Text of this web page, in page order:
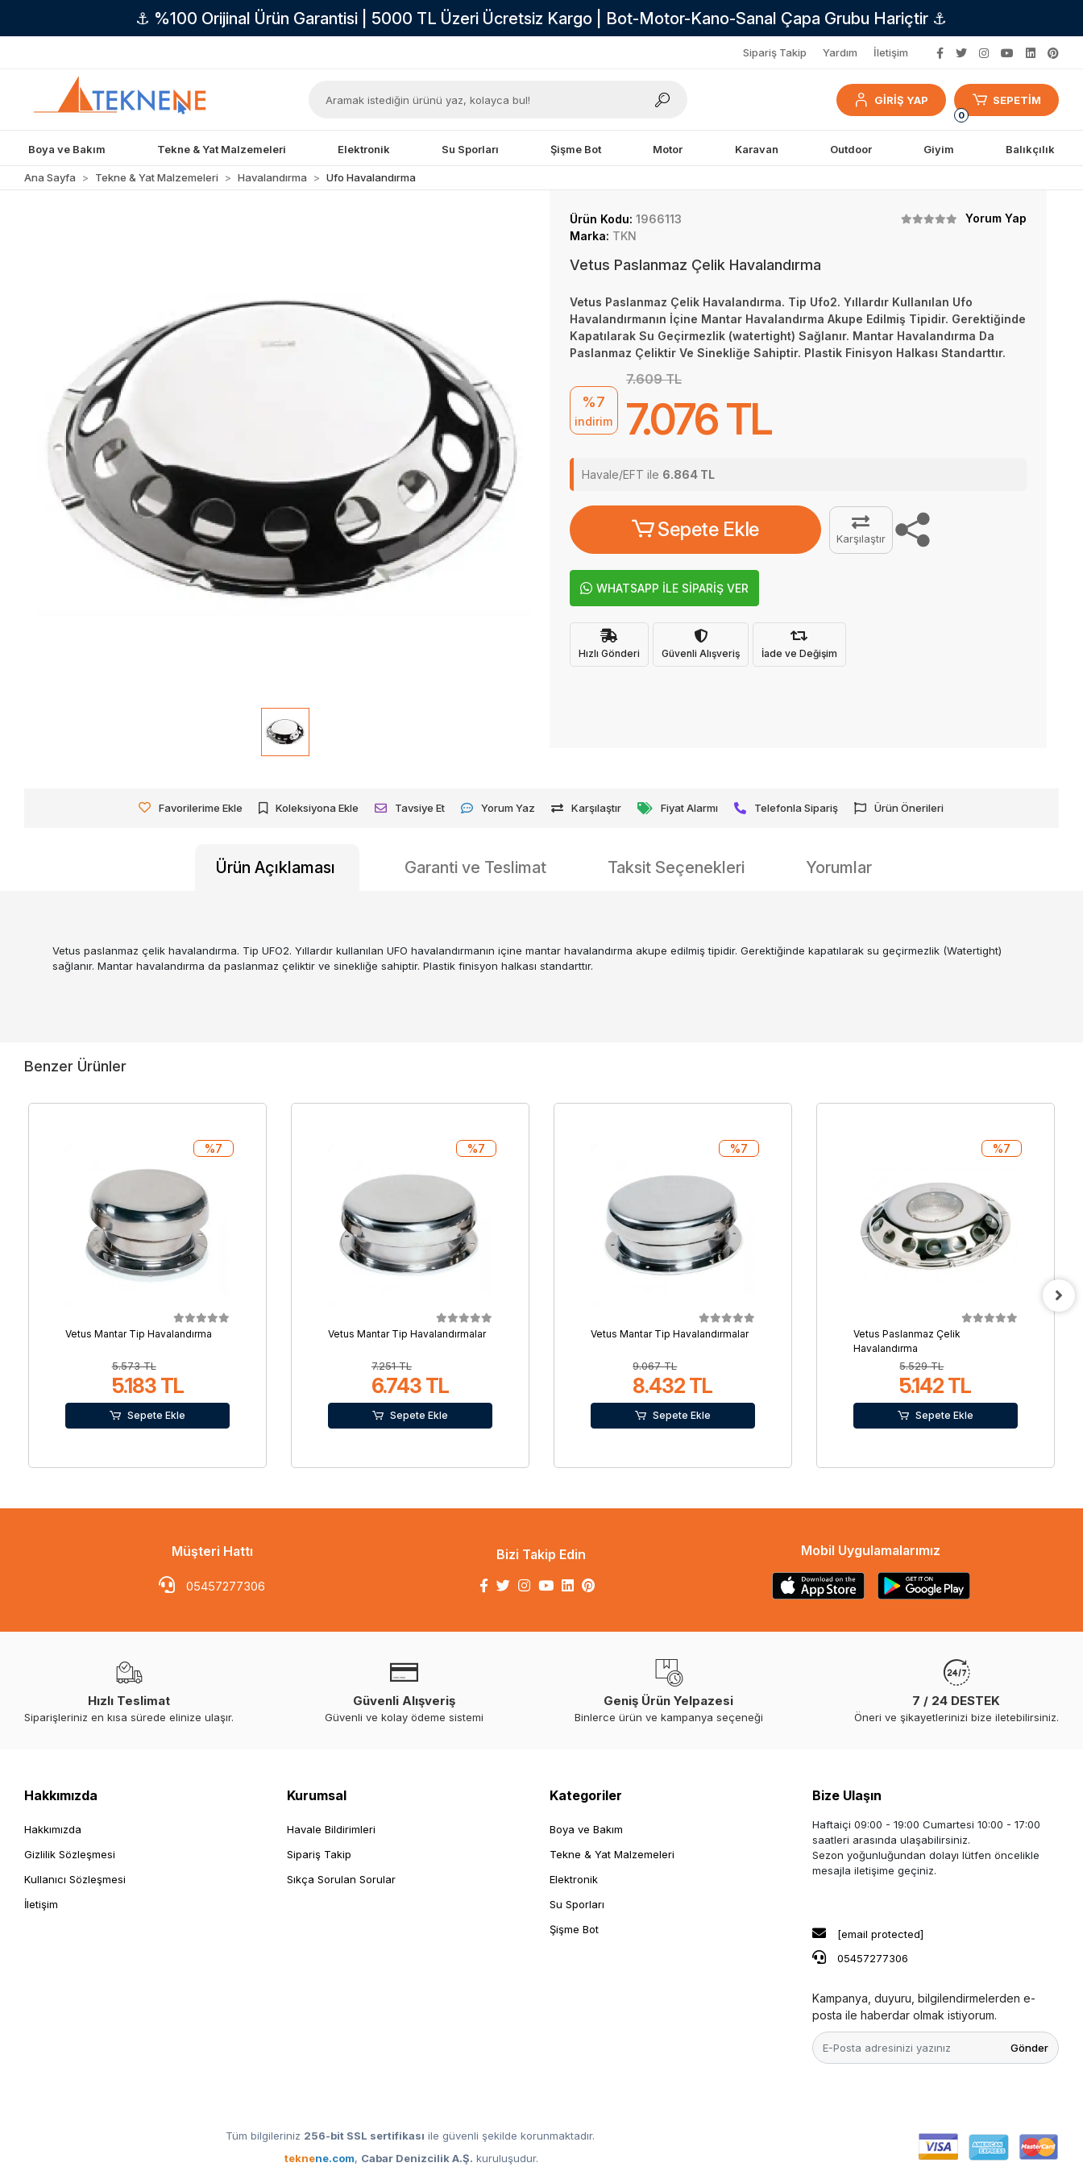
⚓ %100 Orijinal Ürün Garantisi | 5000 TL Üzeri Ücretsiz Kargo | Bot-Motor-Kano-Sanal Çapa Grubu Hariçtir ⚓
Sipariş Takip Yardım İletişim
GİRİŞ YAP
0
SEPETİM
Boya ve Bakım Tekne & Yat Malzemeleri Elektronik Su Sporları Şişme Bot Motor Karavan Outdoor Giyim Balıkçılık
Ana Sayfa Tekne & Yat Malzemeleri Havalandırma Ufo Havalandırma
Ürün Kodu: 1966113
Yorum Yap
Marka: TKN
Vetus Paslanmaz Çelik Havalandırma
Vetus Paslanmaz Çelik Havalandırma. Tip Ufo2. Yıllardır Kullanılan Ufo
Havalandırmanın İçine Mantar Havalandırma Akupe Edilmiş Tipidir. Gerektiğinde
Kapatılarak Su Geçirmezlik (watertight) Sağlanır. Mantar Havalandırma Da
Paslanmaz Çeliktir Ve Sinekliğe Sahiptir. Plastik Finisyon Halkası Standarttır.
%7
indirim
7.609 TL
7.076 TL
Havale/EFT ile 6.864 TL
Sepete Ekle Karşılaştır
WHATSAPP İLE SİPARİŞ VER
Hızlı Gönderi Güvenli Alışveriş İade ve Değişim
Favorilerime Ekle Koleksiyona Ekle Tavsiye Et Yorum Yaz Karşılaştır Fiyat Alarmı Telefonla Sipariş Ürün Önerileri
Ürün Açıklaması Garanti ve Teslimat Taksit Seçenekleri Yorumlar
Vetus paslanmaz çelik havalandırma. Tip UFO2. Yıllardır kullanılan UFO havalandırmanın içine mantar havalandırma akupe edilmiş tipidir. Gerektiğinde kapatılarak su geçirmezlik (Watertight)
sağlanır. Mantar havalandırma da paslanmaz çeliktir ve sinekliğe sahiptir. Plastik finisyon halkası standarttır.
Benzer Ürünler
Vetus Mantar Tip Havalandırma
5.573 TL
5.183 TL
%7
Sepete Ekle
Vetus Mantar Tip Havalandırmalar
7.251 TL
6.743 TL
%7
Sepete Ekle
Vetus Mantar Tip Havalandırmalar
9.067 TL
8.432 TL
%7
Sepete Ekle
Vetus Paslanmaz Çelik
Havalandırma
5.529 TL
5.142 TL
%7
Sepete Ekle
Müşteri Hattı
05457277306
Bizi Takip Edin Mobil Uygulamalarımız
Hızlı Teslimat
Siparişleriniz en kısa sürede elinize ulaşır.
Güvenli Alışveriş
Güvenli ve kolay ödeme sistemi
Geniş Ürün Yelpazesi
Binlerce ürün ve kampanya seçeneği
7 / 24 DESTEK
Öneri ve şikayetlerinizi bize iletebilirsiniz.
Hakkımızda
Hakkımızda
Gizlilik Sözleşmesi
Kullanıcı Sözleşmesi
İletişim
Kurumsal
Havale Bildirimleri
Sipariş Takip
Sıkça Sorulan Sorular
Kategoriler
Boya ve Bakım
Tekne & Yat Malzemeleri
Elektronik
Su Sporları
Şişme Bot
Bize Ulaşın
Haftaiçi 09:00 - 19:00 Cumartesi 10:00 - 17:00
saatleri arasında ulaşabilirsiniz.
Sezon yoğunluğundan dolayı lütfen öncelikle
mesajla iletişime geçiniz.
[email protected]
05457277306
Kampanya, duyuru, bilgilendirmelerden e-
posta ile haberdar olmak istiyorum.
Gönder
Tüm bilgileriniz 256-bit SSL sertifikası ile güvenli şekilde korunmaktadır.
teknene.com, Cabar Denizcilik A.Ş. kuruluşudur.